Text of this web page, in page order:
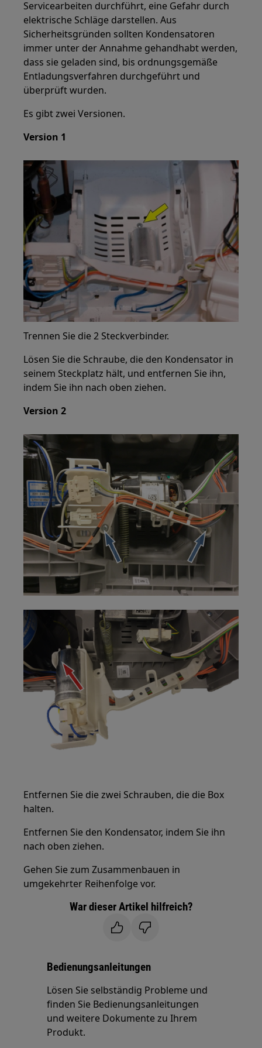
Servicearbeiten durchführt, eine Gefahr durch
elektrische Schläge darstellen. Aus
Sicherheitsgründen sollten Kondensatoren
immer unter der Annahme gehandhabt werden,
dass sie geladen sind, bis ordnungsgemäße
Entladungsverfahren durchgeführt und
überprüft wurden.
Es gibt zwei Versionen.
Version 1
Trennen Sie die 2 Steckverbinder.
Lösen Sie die Schraube, die den Kondensator in
seinem Steckplatz hält, und entfernen Sie ihn,
indem Sie ihn nach oben ziehen.
Version 2
Entfernen Sie die zwei Schrauben, die die Box
halten.
Entfernen Sie den Kondensator, indem Sie ihn
nach oben ziehen.
Gehen Sie zum Zusammenbauen in
umgekehrter Reihenfolge vor.
War dieser Artikel hilfreich?
Bedienungsanleitungen
Lösen Sie selbständig Probleme und
finden Sie Bedienungsanleitungen
und weitere Dokumente zu Ihrem
Produkt.